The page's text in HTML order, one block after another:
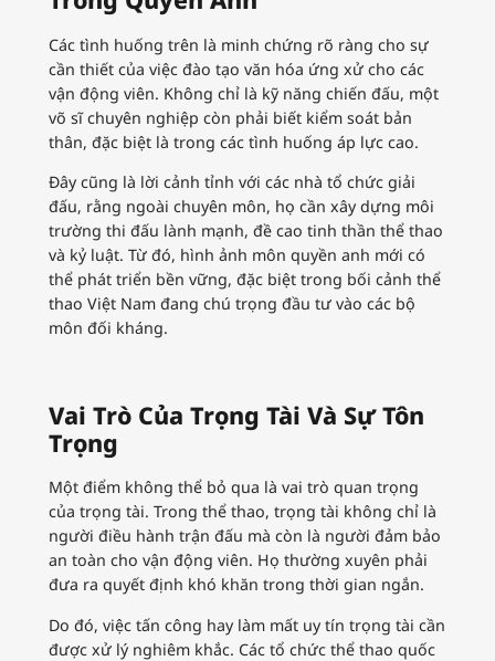
Các tình huống trên là minh chứng rõ ràng cho sự
cần thiết của việc đào tạo văn hóa ứng xử cho các
vận động viên. Không chỉ là kỹ năng chiến đấu, một
võ sĩ chuyên nghiệp còn phải biết kiểm soát bản
thân, đặc biệt là trong các tình huống áp lực cao.
Đây cũng là lời cảnh tỉnh với các nhà tổ chức giải
đấu, rằng ngoài chuyên môn, họ cần xây dựng môi
trường thi đấu lành mạnh, đề cao tinh thần thể thao
và kỷ luật. Từ đó, hình ảnh môn quyền anh mới có
thể phát triển bền vững, đặc biệt trong bối cảnh thể
thao Việt Nam đang chú trọng đầu tư vào các bộ
môn đối kháng.
Vai Trò Của Trọng Tài Và Sự Tôn
Trọng
Một điểm không thể bỏ qua là vai trò quan trọng
của trọng tài. Trong thể thao, trọng tài không chỉ là
người điều hành trận đấu mà còn là người đảm bảo
an toàn cho vận động viên. Họ thường xuyên phải
đưa ra quyết định khó khăn trong thời gian ngắn.
Do đó, việc tấn công hay làm mất uy tín trọng tài cần
được xử lý nghiêm khắc. Các tổ chức thể thao quốc